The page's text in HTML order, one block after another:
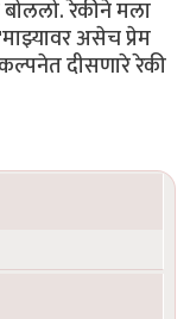
रेकीने मला
असेच प्रेम
दीसणारे रेकी